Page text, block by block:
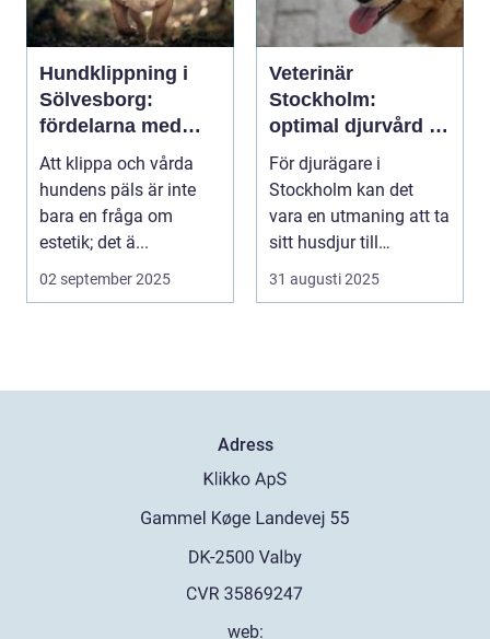
Hundklippning i
Sölvesborg:
fördelarna med
professionell
pälsvård
Att klippa och vårda
hundens päls är inte
bara en fråga om
estetik; det ä...
02 september 2025
Veterinär
Stockholm:
optimal djurvård i
ditt hem
För djurägare i
Stockholm kan det
vara en utmaning att ta
sitt husdjur till
veterinär...
31 augusti 2025
Adress
web: